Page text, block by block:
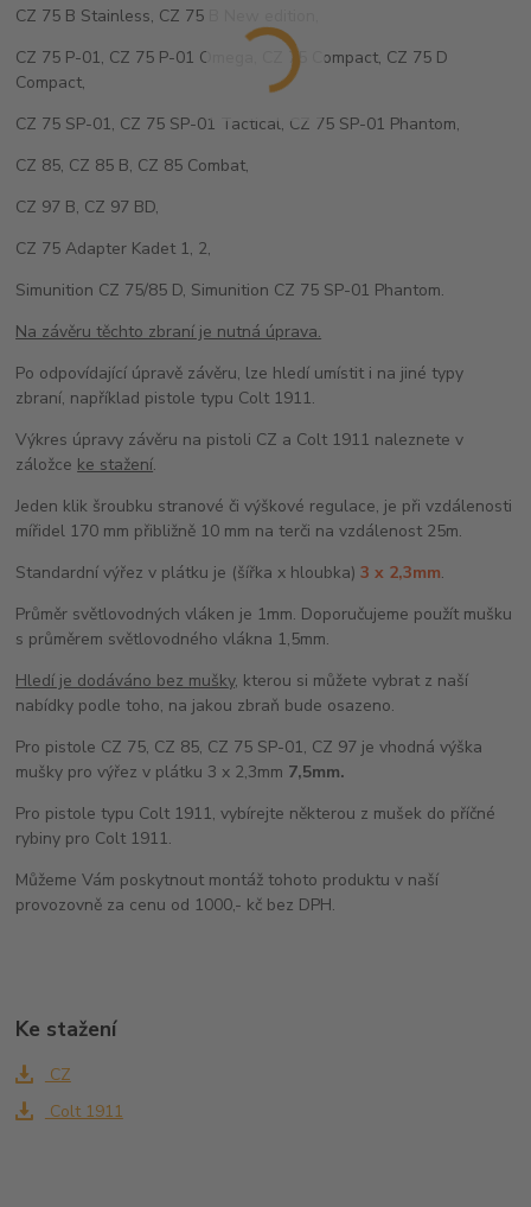
CZ 75 B Stainless, CZ 75 B New edition,
CZ 75 P-01, CZ 75 P-01 Omega, CZ 75 Compact, CZ 75 D
Compact,
CZ 75 SP-01, CZ 75 SP-01 Tactical, CZ 75 SP-01 Phantom,
CZ 85, CZ 85 B, CZ 85 Combat,
CZ 97 B, CZ 97 BD,
CZ 75 Adapter Kadet 1, 2,
Simunition CZ 75/85 D, Simunition CZ 75 SP-01 Phantom.
Na závěru těchto zbraní je nutná úprava.
Po odpovídající úpravě závěru, lze hledí umístit i na jiné typy
zbraní, například pistole typu Colt 1911.
Výkres úpravy závěru na pistoli CZ a Colt 1911 naleznete v
záložce ke stažení.
Jeden klik šroubku stranové či výškové regulace, je při vzdálenosti
mířidel 170 mm přibližně 10 mm na terči na vzdálenost 25m.
Standardní výřez v plátku je (šířka x hloubka)3 x 2,3mm.
Průměr světlovodných vláken je 1mm. Doporučujeme použít mušku
s průměrem světlovodného vlákna 1,5mm.
Hledí je dodáváno bez mušky, kterou si můžete vybrat z naší
nabídky podle toho, na jakou zbraň bude osazeno.
Pro pistole CZ 75, CZ 85, CZ 75 SP-01, CZ 97 je vhodná výška
mušky pro výřez v plátku 3 x 2,3mm 7,5mm.
Pro pistole typu Colt 1911, vybírejte některou z mušek do příčné
rybiny pro Colt 1911.
Můžeme Vám poskytnout montáž tohoto produktu v naší
provozovně za cenu od 1000,- kč bez DPH.
Ke stažení
CZ
Colt 1911